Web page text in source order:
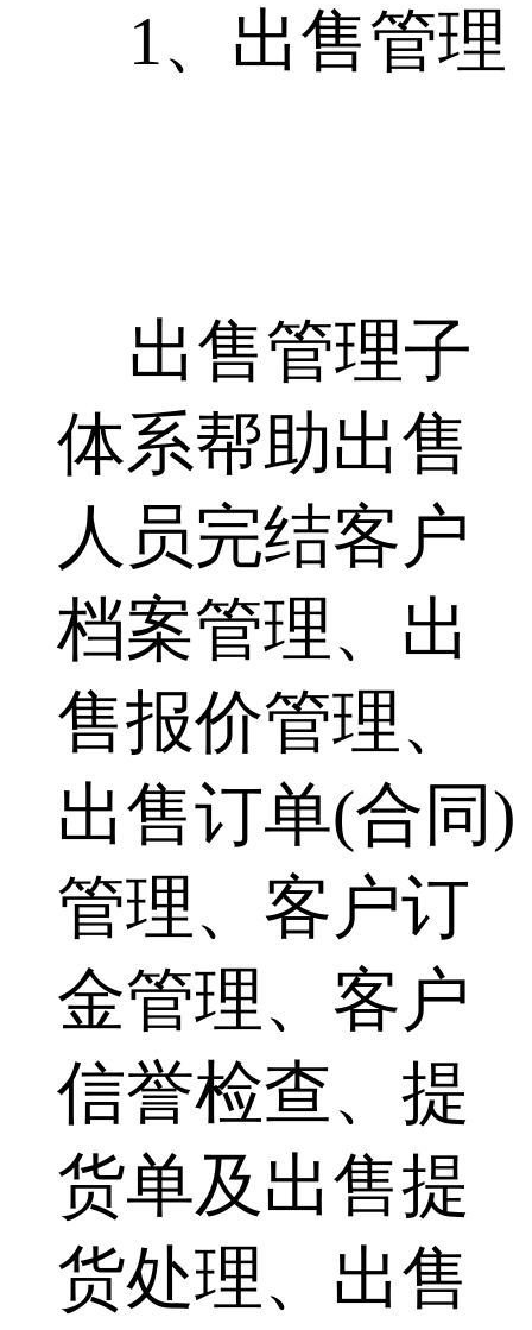
1、出售管理
出售管理子
体系帮助出售
人员完结客户
档案管理、出
售报价管理、
出售订单(合同)
管理、客户订
金管理、客户
信誉检查、提
货单及出售提
货处理、出售